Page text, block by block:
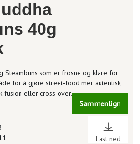
40g
Steambuns som er frosne og klare for
for å gjøre street-food mer autentisk,
fusion eller cross-over.
Sammenlign
Last ned